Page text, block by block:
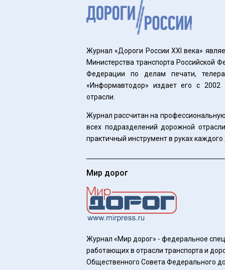
Журнал «Дороги России XXI века»
Министерства транспорта Российской
Федерации по делам печати,
«Информавтодор» издает его с
отрасли.
Журнал рассчитан на
всех подразделений дорожной
практичный инструмент в руках
Мир дорог
Журнал «Мир дорог» - федеральное
работающих в отрасли транспорта и
Общественного Совета Федерального